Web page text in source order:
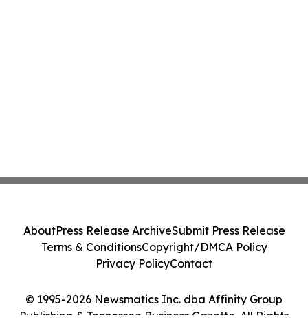
© 1995-2026 Newsmatics Inc. dba Affinity Group
Publishing & Tennessee Business Gazette. All Rights
AboutPress Release ArchiveSubmit Press Release
Terms & ConditionsCopyright/DMCA Policy
Privacy PolicyContact